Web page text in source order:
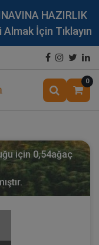
HAZIRLIK
Almak İçin Tıklayın
0
için 0,54ağaç